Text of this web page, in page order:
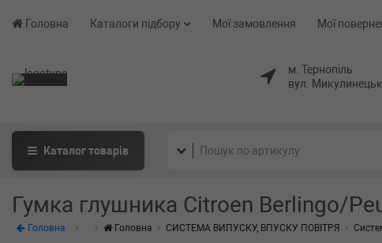
Головна Каталоги підбору Мої замовлення Мої
м. Тернопіль
вул.
Каталогтоварів
Гумка глушника Citroen Berlingo/
Головна Головна СИСТЕМА ВИПУСКУ, ВПУСКУ ПОВІТРЯ